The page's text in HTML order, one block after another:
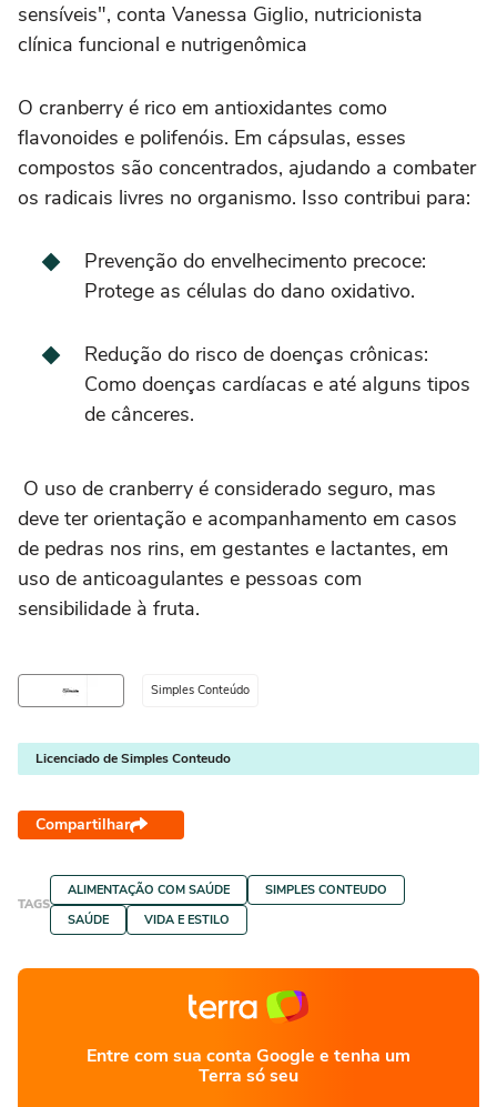
sensíveis", conta Vanessa Giglio, nutricionista
clínica funcional e nutrigenômica
O cranberry é rico em antioxidantes como
flavonoides e polifenóis. Em cápsulas, esses
compostos são concentrados, ajudando a combater
os radicais livres no organismo. Isso contribui para:
Prevenção do envelhecimento precoce:
Protege as células do dano oxidativo.
Redução do risco de doenças crônicas:
Como doenças cardíacas e até alguns tipos
de cânceres.
O uso de cranberry é considerado seguro, mas
deve ter orientação e acompanhamento em casos
de pedras nos rins, em gestantes e lactantes, em
uso de anticoagulantes e pessoas com
sensibilidade à fruta.
Simples Conteúdo
Licenciado de Simples Conteudo
Compartilhar
TAGS
ALIMENTAÇÃO COM SAÚDE
SIMPLES CONTEUDO
SAÚDE
VIDA E ESTILO
Entre com sua conta Google e tenha um
Terra só seu